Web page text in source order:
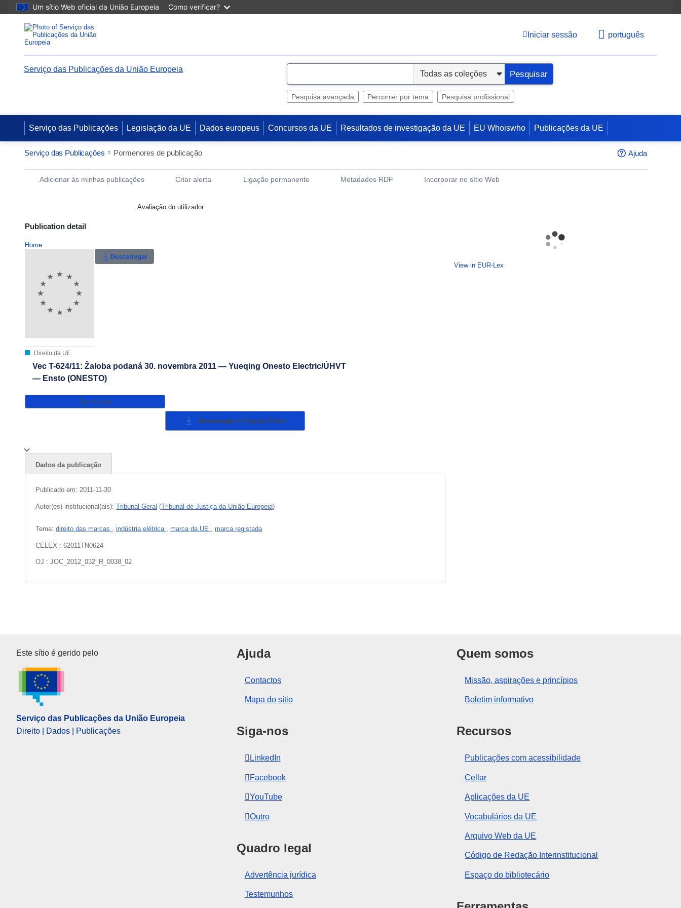
Um sítio Web oficial da União Europeia Como verificar?
Iniciar sessão português
Serviço das Publicações da União Europeia
e
Pesquisar
Pesquisa avançada Percorrer por tema Pesquisa profissional
Serviço das Publicações Legislação da UE Dados europeus Concursos da UE Resultados de investigação da UE EU Whoiswho Publicações da UE
Serviço das Publicações Pormenores de publicação Ajuda
Publication Detail Actions Portlet
Adicionar às minhas publicações Criar alerta Ligação permanente
Metadados RDF
Incorporar no sítio Web
Avaliação do utilizador
Publication detail
Home
Direito da UE
Descarregar
Vec T-624/11: Žaloba podaná 30. novembra 2011 — Yueqing Onesto Electric/ÚHVT
— Ensto (ONESTO)
Como citar
Descarregar e línguas Close
Dados da publicação
Publicado em: 2011-11-30
Autor(es) institucional(ais): Tribunal Geral (Tribunal de Justiça da União Europeia)
Tema: direito das marcas indústria elétrica marca da UE marca registada
CELEX : 62011TN0624
OJ : JOC_2012_032_R_0038_02
View in EUR-Lex
Serviço das Publicações da União Europeia
Este sítio é gerido pelo
Serviço das Publicações da União Europeia
Direito | Dados | Publicações
Ajuda
Contactos
Mapa do sítio
Siga-nos
LinkedIn
Facebook
YouTube
Outro
Quadro legal
Advertência jurídica
Testemunhos
Quem somos
Missão, aspirações e princípios
Boletim informativo
Recursos
Publicações com acessibilidade
Cellar
Aplicações da UE
Vocabulários da UE
Arquivo Web da UE
Código de Redação Interinstitucional
Espaço do bibliotecário